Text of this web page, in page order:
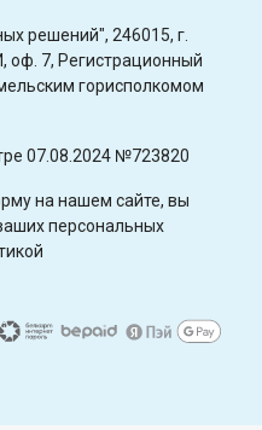
решений", 246015, г.
оф. 7, Регистрационный
горисполкомом
07.08.2024 №723820
на нашем сайте, вы
персональных